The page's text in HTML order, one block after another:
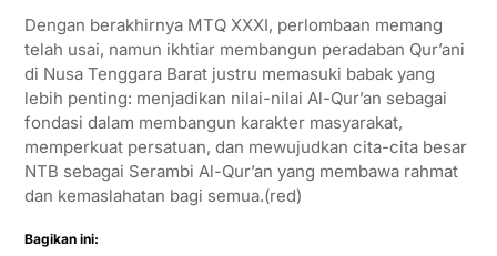
Dengan berakhirnya MTQ XXXI, perlombaan memang
telah usai, namun ikhtiar membangun peradaban Qur’ani
di Nusa Tenggara Barat justru memasuki babak yang
lebih penting: menjadikan nilai-nilai Al-Qur’an sebagai
fondasi dalam membangun karakter masyarakat,
memperkuat persatuan, dan mewujudkan cita-cita besar
NTB sebagai Serambi Al-Qur’an yang membawa rahmat
dan kemaslahatan bagi semua.(red)
Bagikan ini: